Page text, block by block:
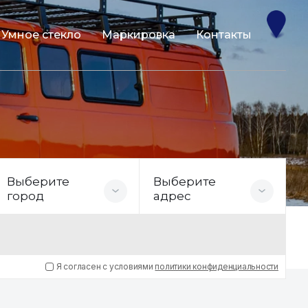
Умное стекло Маркировка Контакты
Выберите
город
Выберите
адрес
Я согласен с условиями политики конфиденциальности